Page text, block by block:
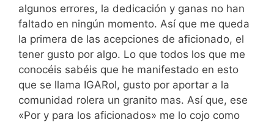
algunos errores, la dedicación y ganas no han
faltado en ningún momento. Así que me queda
la primera de las acepciones de aficionado, el
tener gusto por algo. Lo que todos los que me
conocéis sabéis que he manifestado en esto
que se llama IGARol, gusto por aportar a la
comunidad rolera un granito mas. Así que, ese
«Por y para los aficionados» me lo cojo como